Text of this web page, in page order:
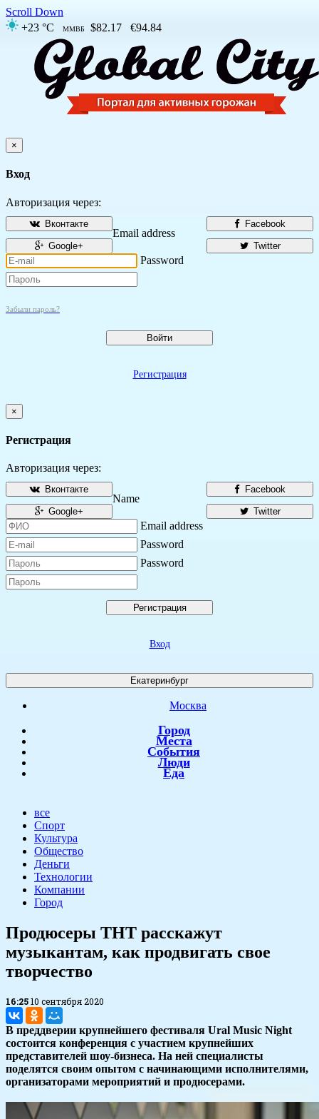
Scroll Down
+23 °C
ММВБ $82.17 €94.84
×
Вход
Авторизация через:
Facebook
Вконтакте
Twitter
Google+
Email address
Password
Забыли пароль?
Войти
Регистрация
×
Регистрация
Авторизация через:
Facebook
Вконтакте
Twitter
Google+
Name
Email address
Password
Password
Регистрация
Вход
Екатеринбург
Москва
Город
Места
События
Люди
Еда
все
Спорт
Культура
Общество
Деньги
Технологии
Компании
Город
Продюсеры ТНТ расскажут
музыкантам, как продвигать свое
творчество
16:2510 сентября 2020
В преддверии крупнейшего фестиваля Ural Music Night
состоится конференция с участием крупнейших
представителей шоу-бизнеса. На ней специалисты
поделятся своим опытом с начинающими исполнителями,
организаторами мероприятий и продюсерами.